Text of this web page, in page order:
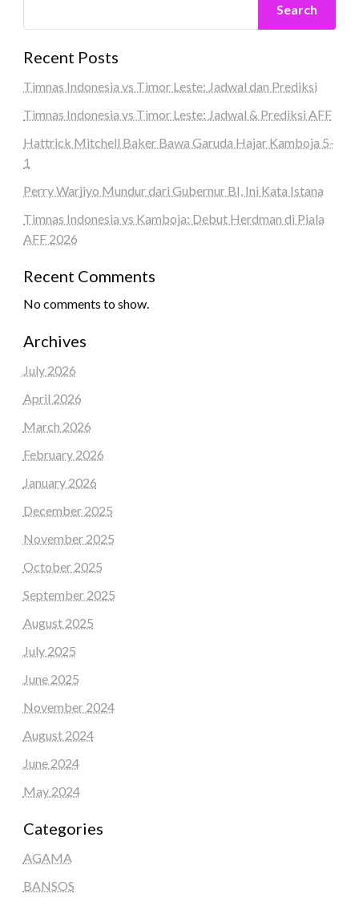
Search
Recent Posts
Timnas Indonesia vs Timor Leste: Jadwal dan Prediksi
Timnas Indonesia vs Timor Leste: Jadwal & Prediksi AFF
Hattrick Mitchell Baker Bawa Garuda Hajar Kamboja 5-
1
Perry Warjiyo Mundur dari Gubernur BI, Ini Kata Istana
Timnas Indonesia vs Kamboja: Debut Herdman di Piala
AFF 2026
Recent Comments
No comments to show.
Archives
July 2026
April 2026
March 2026
February 2026
January 2026
December 2025
November 2025
October 2025
September 2025
August 2025
July 2025
June 2025
November 2024
August 2024
June 2024
May 2024
Categories
AGAMA
BANSOS